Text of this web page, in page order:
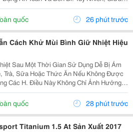
Mã Trên Thị Trường, Không Phải Sản
Cũng Đáp Ứng Được Chất Lượng Như Mong
quốc 26 phút trước
Cách Khử Mùi Bình Giữ Nhiệt Hiệu
Sau Một Thời Gian Sử Dụng Dễ Bị Ám
Trà, Sữa Hoặc Thức Ăn Nếu Không Được
Các H. Điều Này Không Chỉ Ảnh Hưởng
Đồ Uống Mà Còn Gây Mất Vệ Sinh. Hãy
Những Cách Khử Mùi Bình Giữ Nhiệt
quốc 28 phút trước
Titanium 1.5 At Sản Xuất 2017